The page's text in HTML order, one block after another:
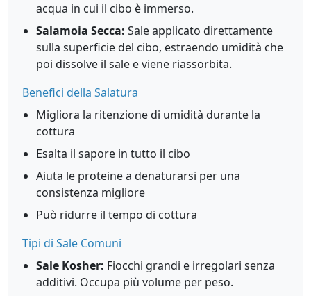
acqua in cui il cibo è immerso.
Salamoia Secca: Sale applicato direttamente
sulla superficie del cibo, estraendo umidità che
poi dissolve il sale e viene riassorbita.
Benefici della Salatura
Migliora la ritenzione di umidità durante la
cottura
Esalta il sapore in tutto il cibo
Aiuta le proteine a denaturarsi per una
consistenza migliore
Può ridurre il tempo di cottura
Tipi di Sale Comuni
Sale Kosher: Fiocchi grandi e irregolari senza
additivi. Occupa più volume per peso.